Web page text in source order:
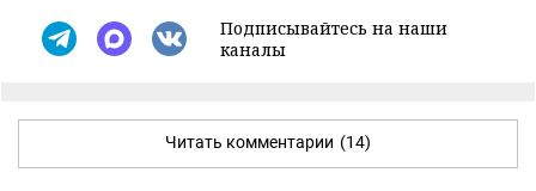
Подписывайтесь на наши
каналы
Читать комментарии (14)